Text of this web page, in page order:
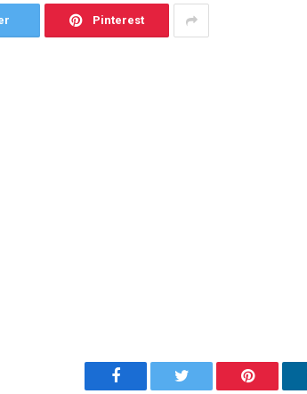
Pinterest
Facebook Twitter